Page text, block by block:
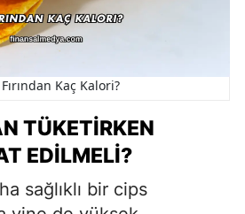
Kaç Kalori?
TÜKETIRKEN
EDILMELI?
sağlıklı bir cips